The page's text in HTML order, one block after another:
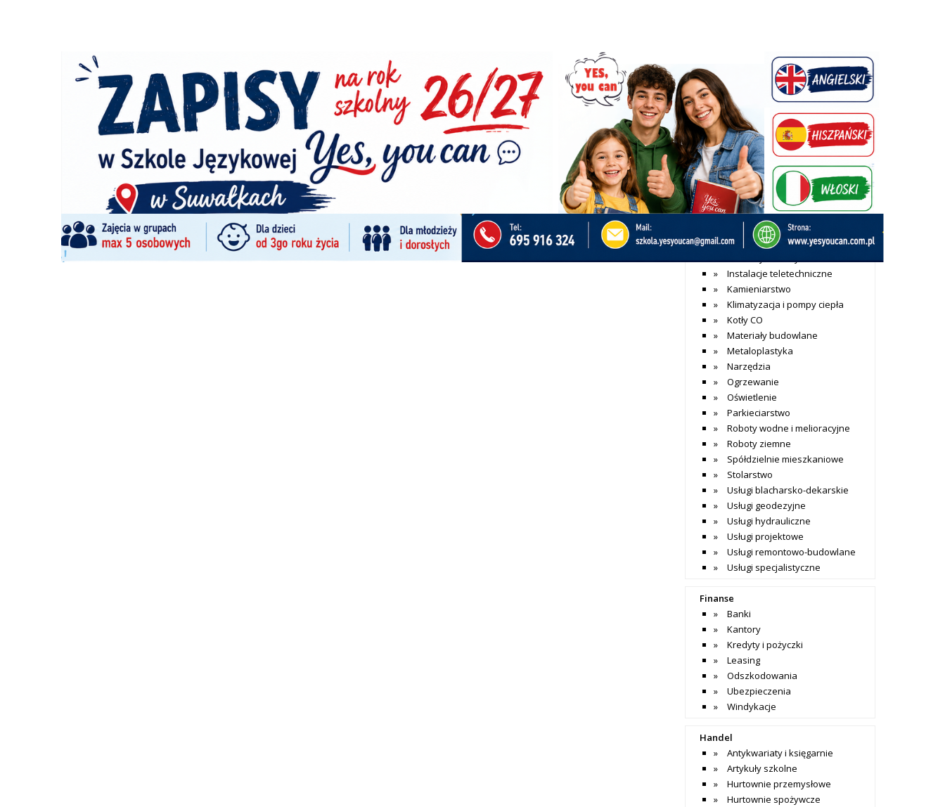
Architekt żywiec
Gdy zamierzasz zbudować dom, o jakim zawsze marzyłeś, osobą która
bardzo pomoże Ci w tym temacie jest z pewnością architekt żywiec, zdaj
się na wieloletnie doświadczenie i ogromną wiedzę z zakresu
architektury, którą dysponują nasi architekci. Chętnie dzielimy się…
ul.Stefana Żeromskiego 6 34-315 Żywiec
538522222| mojafirma221@gmail.com więcej »
+ Dodaj wpis
Katalog firm
Dom i budownictwo
Agencje nieruchomości
Alarmy
Aranżacja wnętrz
Architekci
Bramy garażowe
Budowa sauny
Budownictwo mieszkaniowe
Budownictwo przemysłowwe
Instalacje elektryczne
Instalacje teletechniczne
Kamieniarstwo
Klimatyzacja i pompy ciepła
Kotły CO
Materiały budowlane
Metaloplastyka
Narzędzia
Ogrzewanie
Oświetlenie
Parkieciarstwo
Roboty wodne i melioracyjne
Roboty ziemne
Spółdzielnie mieszkaniowe
Stolarstwo
Usługi blacharsko-dekarskie
Usługi geodezyjne
Usługi hydrauliczne
Usługi projektowe
Usługi remontowo-budowlane
Usługi specjalistyczne
Finanse
Banki
Kantory
Kredyty i pożyczki
Leasing
Odszkodowania
Ubezpieczenia
Windykacje
Handel
Antykwariaty i księgarnie
Artykuły szkolne
Hurtownie przemysłowe
Hurtownie spożywcze